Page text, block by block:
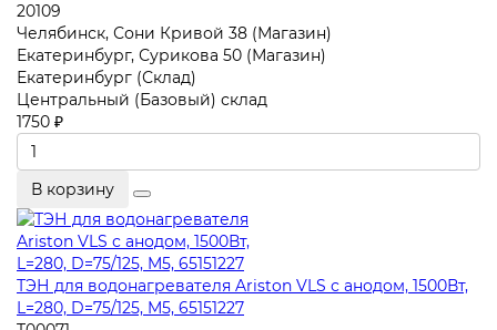
20109
Челябинск, Сони Кривой 38 (Магазин)
Екатеринбург, Сурикова 50 (Магазин)
Екатеринбург (Склад)
Центральный (Базовый) склад
1750 ₽
В корзину
ТЭН для водонагревателя Ariston VLS с анодом, 1500Вт,
L=280, D=75/125, M5, 65151227